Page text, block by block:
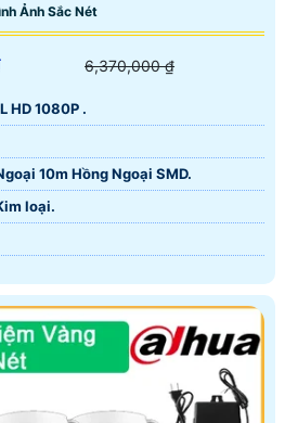
Ảnh Sắc Nét
6,370,000 ₫
HD 1080P .
10m Hồng Ngoại SMD.
loại.